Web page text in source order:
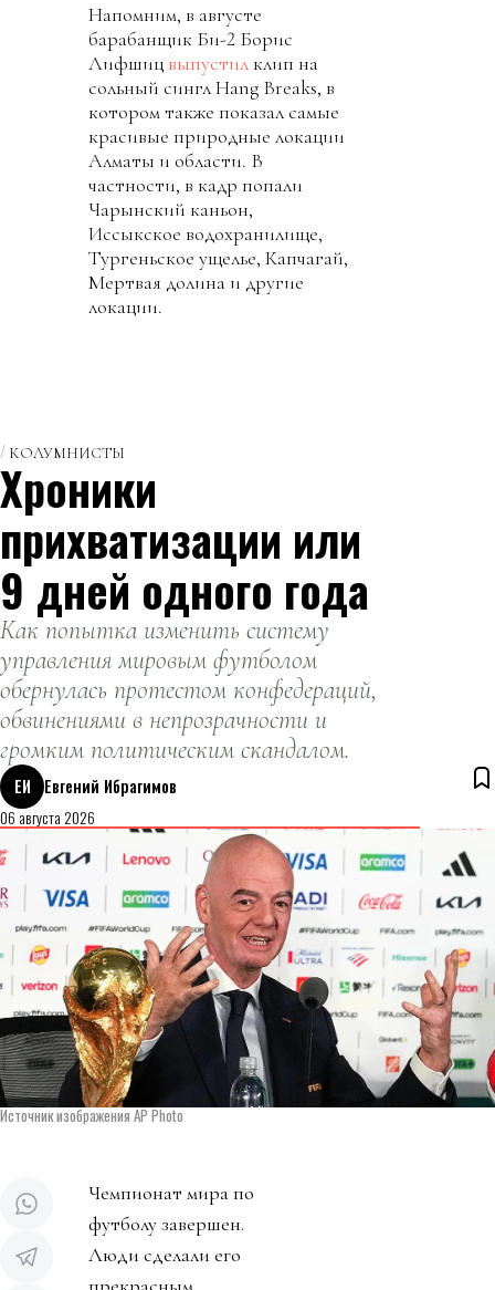
Напомним, в августе
барабанщик Би-2 Борис
Лифшиц выпустил клип на
сольный сингл Hang Breaks, в
котором также показал самые
красивые природные локации
Алматы и области. В
частности, в кадр попали
Чарынский каньон,
Иссыкское водохранилище,
Тургеньское ущелье, Капчагай,
Мертвая долина и другие
локации.
КОЛУМНИСТЫ
Хроники
прихватизации или
9 дней одного года
Как попытка изменить систему
управления мировым футболом
обернулась протестом конфедераций,
обвинениями в непрозрачности и
громким политическим скандалом.
ЕИ
Евгений Ибрагимов
06 августа 2026
Источник изображения AP Photo
Чемпионат мира по
футболу завершен.
Люди сделали его